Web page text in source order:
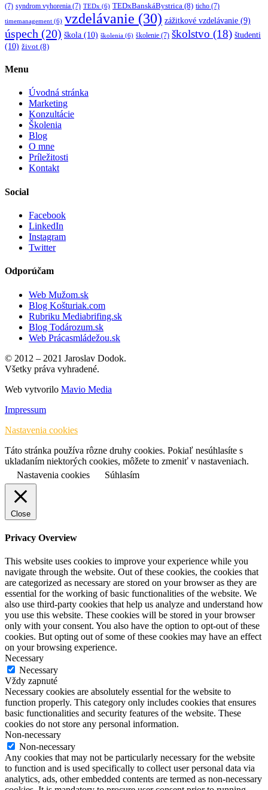
(7) syndrom vyhorenia (7) TEDx (6) TEDxBanskáBystrica (8) ticho (7)
timemanagement (6) vzdelávanie (30) zážitkové vzdelávanie (9)
úspech (20) škola (10) školenia (6) školenie (7) školstvo (18) študenti
(10) život (8)
Menu
Úvodná stránka
Marketing
Konzultácie
Školenia
Blog
O mne
Príležitosti
Kontakt
Social
Facebook
LinkedIn
Instagram
Twitter
Odporúčam
Web Mužom.sk
Blog Košturiak.com
Rubriku Mediabrifing.sk
Blog Todározum.sk
Web Prácasmládežou.sk
© 2012 – 2021 Jaroslav Dodok.
Všetky práva vyhradené.
Web vytvorilo Mavio Media
Impressum
Nastavenia cookies
Táto stránka používa rôzne druhy cookies. Pokiaľ nesúhlasíte s
ukladaním niektorých cookies, môžete to zmeniť v nastaveniach.
Nastavenia cookies
Súhlasím
Close
Privacy Overview
This website uses cookies to improve your experience while you
navigate through the website. Out of these cookies, the cookies that
are categorized as necessary are stored on your browser as they are
essential for the working of basic functionalities of the website. We
also use third-party cookies that help us analyze and understand how
you use this website. These cookies will be stored in your browser
only with your consent. You also have the option to opt-out of these
cookies. But opting out of some of these cookies may have an effect
on your browsing experience.
Necessary
Necessary
Vždy zapnuté
Necessary cookies are absolutely essential for the website to
function properly. This category only includes cookies that ensures
basic functionalities and security features of the website. These
cookies do not store any personal information.
Non-necessary
Non-necessary
Any cookies that may not be particularly necessary for the website
to function and is used specifically to collect user personal data via
analytics, ads, other embedded contents are termed as non-necessary